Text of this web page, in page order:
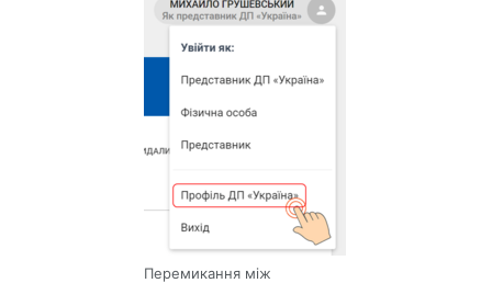
Перемикання між